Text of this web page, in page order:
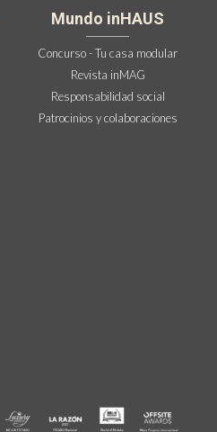
Mundo inHAUS
Concurso - Tu casa modular
Revista inMAG
Responsabilidad social
Patrocinios y colaboraciones